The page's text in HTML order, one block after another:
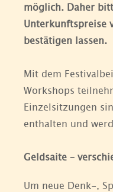
möglich. Daher
Unterkunftspreise
bestätigen lassen.
Mit dem
Workshops
Einzelsitzungen
enthalten und
Geldsaite –
Um neue Denk-,